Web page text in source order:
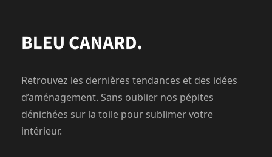
Retrouvez les dernières tendances et des idées
d’aménagement. Sans oublier nos pépites
dénichées sur la toile pour sublimer votre
intérieur.